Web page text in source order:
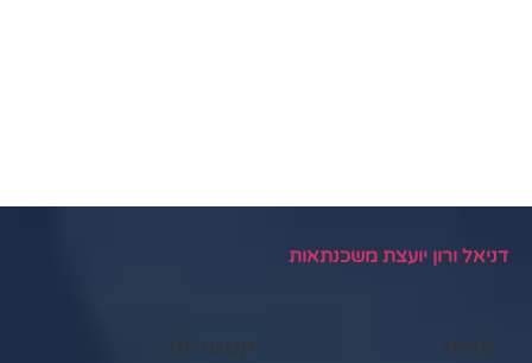
דניאל ורון יועצת משכנתאות
תגיות קטגוריות